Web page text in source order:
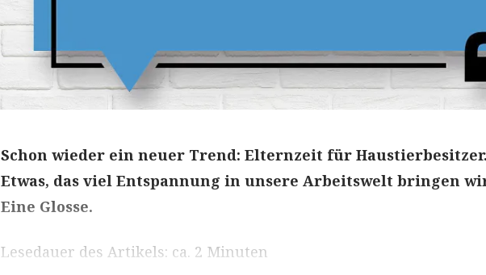
Schon wieder ein neuer Trend: Elternzeit für
Etwas, das viel Entspannung in unsere Arbeitswelt bringen
Eine Glosse.
Lesedauer des Artikels: ca. 2 Minuten